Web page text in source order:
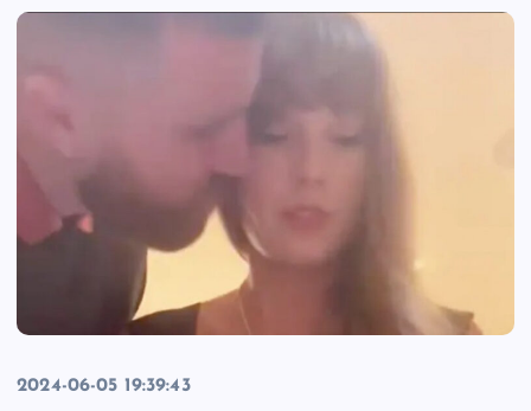
2024-06-05 19:39:43